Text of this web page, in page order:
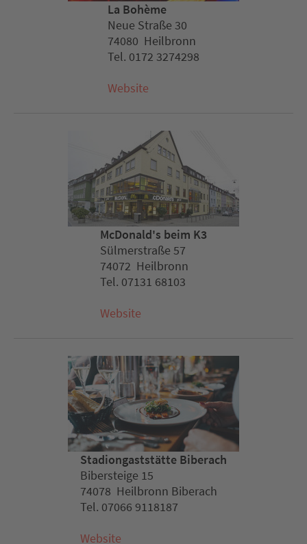
La Bohème
Neue Straße 30
74080 Heilbronn
Tel. 0172 3274298
Website
McDonald's beim K3
Sülmerstraße 57
74072 Heilbronn
Tel. 07131 68103
Website
Stadiongaststätte Biberach
Bibersteige 15
74078 Heilbronn Biberach
Tel. 07066 9118187
Website